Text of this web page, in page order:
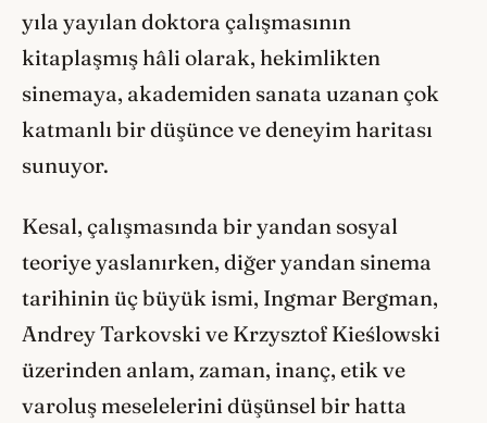
yıla yayılan doktora çalışmasının
kitaplaşmış hâli olarak, hekimlikten
sinemaya, akademiden sanata uzanan çok
katmanlı bir düşünce ve deneyim haritası
sunuyor.
Kesal, çalışmasında bir yandan sosyal
teoriye yaslanırken, diğer yandan sinema
tarihinin üç büyük ismi, Ingmar Bergman,
Andrey Tarkovski ve Krzysztof Kieślowski
üzerinden anlam, zaman, inanç, etik ve
varoluş meselelerini düşünsel bir hatta